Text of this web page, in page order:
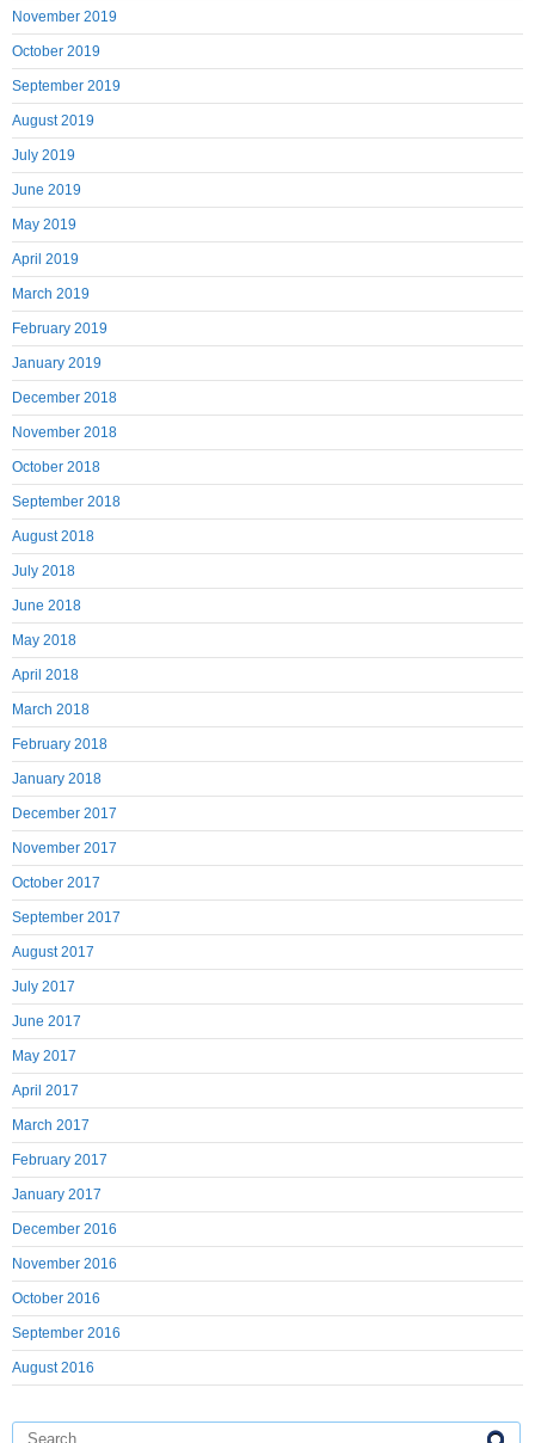
November 2019
October 2019
September 2019
August 2019
July 2019
June 2019
May 2019
April 2019
March 2019
February 2019
January 2019
December 2018
November 2018
October 2018
September 2018
August 2018
July 2018
June 2018
May 2018
April 2018
March 2018
February 2018
January 2018
December 2017
November 2017
October 2017
September 2017
August 2017
July 2017
June 2017
May 2017
April 2017
March 2017
February 2017
January 2017
December 2016
November 2016
October 2016
September 2016
August 2016